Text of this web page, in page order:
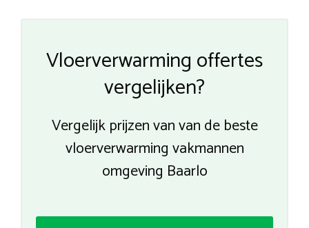
Vloerverwarming offertes
vergelijken?
Vergelijk prijzen van van de beste
vloerverwarming vakmannen
omgeving Baarlo